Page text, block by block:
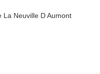
La Neuville D Aumont